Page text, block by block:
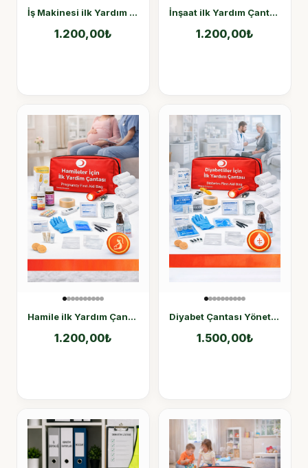
İş Makinesi ilk Yardım Çantası
1.200,00₺
İnşaat ilk Yardım Çantası
1.200,00₺
Hamile ilk Yardım Çantası
1.200,00₺
Diyabet Çantası Yönetmelik Uyumlu Diyabetik Hasta Çantası
1.500,00₺